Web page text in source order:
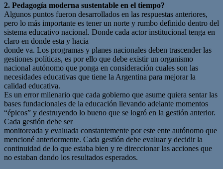
2. Pedagogía moderna sustentable en el tiempo?
Algunos puntos fueron desarrollados en las respuestas anteriores,
pero lo más importante es tener un norte y rumbo definido dentro del
sistema educativo nacional. Donde cada actor institucional tenga en
claro en donde esta y hacia
donde va. Los programas y planes nacionales deben trascender las
gestiones políticas, es por ello que debe existir un organismo
nacional autónomo que ponga en consideración cuales son las
necesidades educativas que tiene la Argentina para mejorar la
calidad educativa.
Es un error milenario que cada gobierno que asume quiera sentar las
bases fundacionales de la educación llevando adelante momentos
“épicos” y destruyendo lo bueno que se logró en la gestión anterior.
Cada gestión debe ser
monitoreada y evaluada constantemente por este ente autónomo que
mencioné anteriormente. Cada gestión debe evaluar y decidir la
continuidad de lo que estaba bien y re direccionar las acciones que
no estaban dando los resultados esperados.